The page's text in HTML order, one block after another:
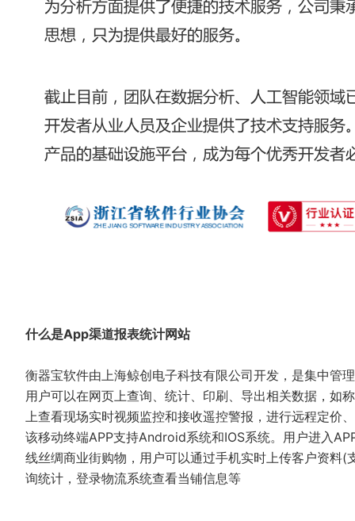
什么是App渠道报表统计网站
衡器宝软件由上海鲸创电子科技有限公司开发，是集中管
用户可以在网页上查询、统计、印刷、导出相关数据，如
上查看现场实时视频监控和接收遥控警报，进行远程定价
该移动终端APP支持Android系统和IOS系统。用户进入
线丝绸商业街购物，用户可以通过手机实时上传客户资料
询统计，登录物流系统查看当铺信息等